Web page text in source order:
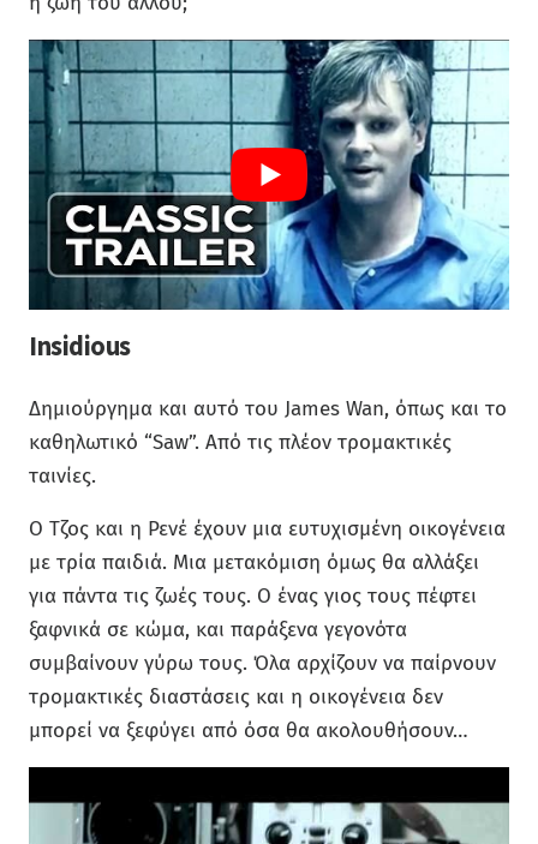
Insidious
Δημιούργημα και αυτό του James Wan, όπως και το
καθηλωτικό “Saw”. Από τις πλέον τρομακτικές
ταινίες.
Ο Τζος και η Ρενέ έχουν μια ευτυχισμένη οικογένεια
με τρία παιδιά. Μια μετακόμιση όμως θα αλλάξει
για πάντα τις ζωές τους. Ο ένας γιος τους πέφτει
ξαφνικά σε κώμα, και παράξενα γεγονότα
συμβαίνουν γύρω τους. Όλα αρχίζουν να παίρνουν
τρομακτικές διαστάσεις και η οικογένεια δεν
μπορεί να ξεφύγει από όσα θα ακολουθήσουν…